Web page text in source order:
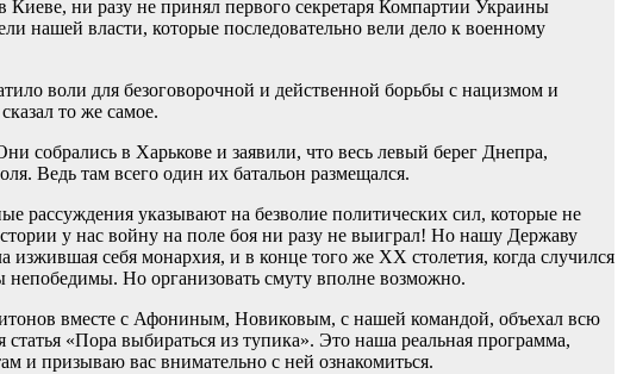
ни разу не принял первого секретаря Компартии Украины
нашей власти, которые последовательно вели дело к военному
воли для безоговорочной и действенной борьбы с нацизмом и
то же самое.
собрались в Харькове и заявили, что весь левый берег Днепра,
Ведь там всего один их батальон размещался.
рассуждения указывают на безволие политических сил, которые не
у нас войну на поле боя ни разу не выиграл! Но нашу Державу
изжившая себя монархия, и в конце того же XX столетия, когда случился
непобедимы. Но организовать смуту вполне возможно.
вместе с Афониным, Новиковым, с нашей командой, объехал всю
«Пора выбираться из тупика». Это наша реальная программа,
и призываю вас внимательно с ней ознакомиться.